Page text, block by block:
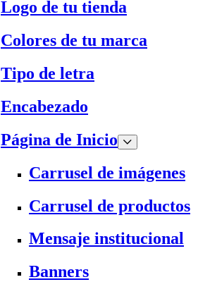
Logo de tu tienda
Colores de tu marca
Tipo de letra
Encabezado
Página de Inicio
Carrusel de imágenes
Carrusel de productos
Mensaje institucional
Banners